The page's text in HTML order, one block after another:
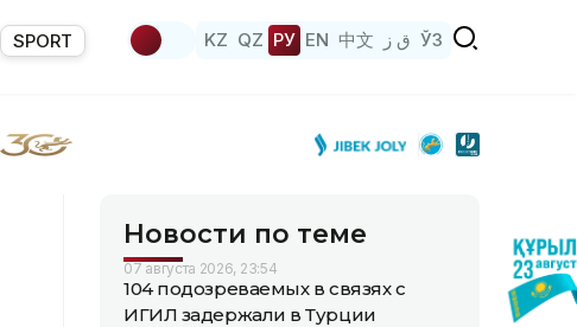
SPORT KZ QZ РУ EN 中文 ق ز ЎЗ
Новости по теме
07 августа 2026, 23:54
104 подозреваемых в связях с
ИГИЛ задержали в Турции